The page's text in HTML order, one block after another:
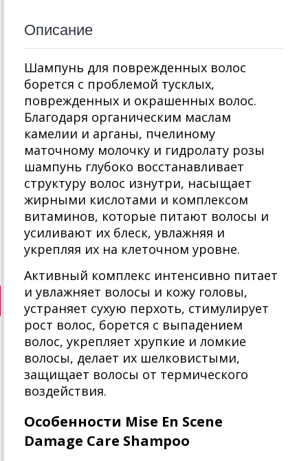
Описание
Шампунь для поврежденных волос
борется с проблемой тусклых,
поврежденных и окрашенных волос.
Благодаря органическим маслам
камелии и арганы, пчелиному
маточному молочку и гидролату розы
шампунь глубоко восстанавливает
структуру волос изнутри, насыщает
жирными кислотами и комплексом
витаминов, которые питают волосы и
усиливают их блеск, увлажняя и
укрепляя их на клеточном уровне.
Активный комплекс интенсивно питает
и увлажняет волосы и кожу головы,
устраняет сухую перхоть, стимулирует
рост волос, борется с выпадением
волос, укрепляет хрупкие и ломкие
волосы, делает их шелковистыми,
защищает волосы от термического
воздействия.
Особенности Mise En Scene
Damage Care Shampoo